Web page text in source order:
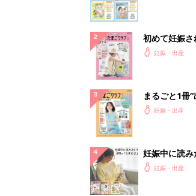
初めて妊娠さ
ったら最初に
妊娠・出産
まるごと1冊
クラブ 夏号
妊娠・出産
妊娠中に読
よ」妊娠・出産